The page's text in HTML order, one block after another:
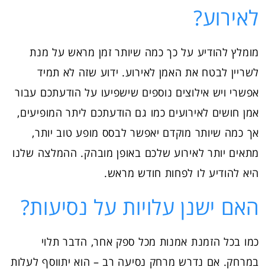
לאירוע?
מומלץ להודיע על כך כמה שיותר זמן מראש על מנת
לשריין לבטח את האמן לאירוע. ידוע שזה לא תמיד
אפשרי ויש אילוצים נוספים שישפיעו על הודעתכם עבור
אמן חושים לאירועים כמו גם הודעתכם ליתר המופיעים,
אך כמה שיותר מוקדם יאפשר לבסס מופע טוב יותר,
מתאים יותר לאירוע שלכם באופן מובהק. ההמלצה שלנו
היא להודיע לו לפחות חודש מראש.
האם ישנן עלויות על נסיעות?
כמו בכל הזמנת אמנות מכל ספק אחר, הדבר תלוי
במרחק. אם נדרש מרחק נסיעה רב – הוא יתווסף לעלות